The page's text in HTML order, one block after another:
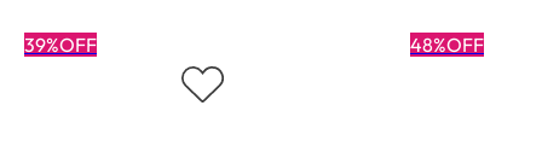
39%OFF 48%OFF